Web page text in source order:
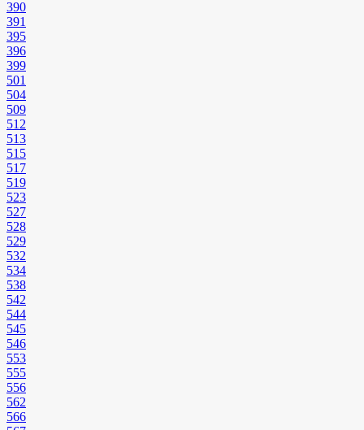
390
391
395
396
399
501
504
509
512
513
515
517
519
523
527
528
529
532
534
538
542
544
545
546
553
555
556
562
566